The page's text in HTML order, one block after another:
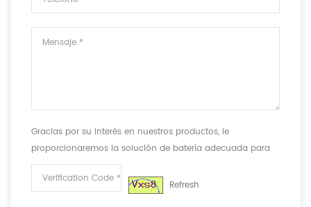
Gracias por su interés en nuestros productos, le
proporcionaremos la solución de batería adecuada para
cumplir con sus requisitos.
Refresh